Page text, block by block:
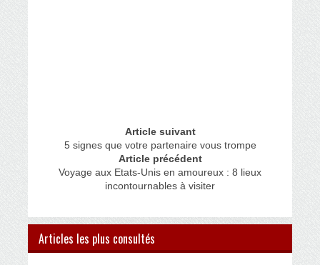
Article suivant
5 signes que votre partenaire vous trompe
Article précédent
Voyage aux Etats-Unis en amoureux : 8 lieux
incontournables à visiter
Articles les plus consultés